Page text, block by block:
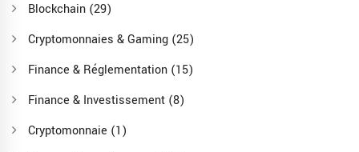
Blockchain (29)
Cryptomonnaies & Gaming (25)
Finance & Réglementation (15)
Finance & Investissement (8)
Cryptomonnaie (1)